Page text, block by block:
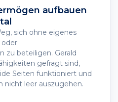
aufbauen
sich ohne eigenes
oder
zu beteiligen. Gerald
gefragt sind,
Seiten funktioniert und
nicht leer auszugehen.